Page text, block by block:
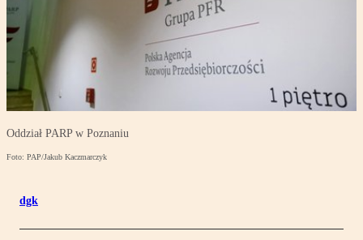
Oddział PARP w Poznaniu
Foto: PAP/Jakub Kaczmarczyk
dgk